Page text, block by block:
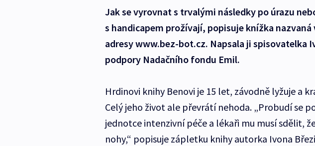
Jak se vyrovnat s trvalými následky po úrazu
s handicapem prožívají, popisuje knížka
adresy www.bez-bot.cz. Napsala ji spisovatelka
podpory Nadačního fondu Emil.
Hrdinovi knihy Benovi je 15 let, závodně lyžuje a
Celý jeho život ale převrátí nehoda. „Probudí se
jednotce intenzivní péče a lékaři mu musí sdělit,
nohy,“ popisuje zápletku knihy autorka Ivona